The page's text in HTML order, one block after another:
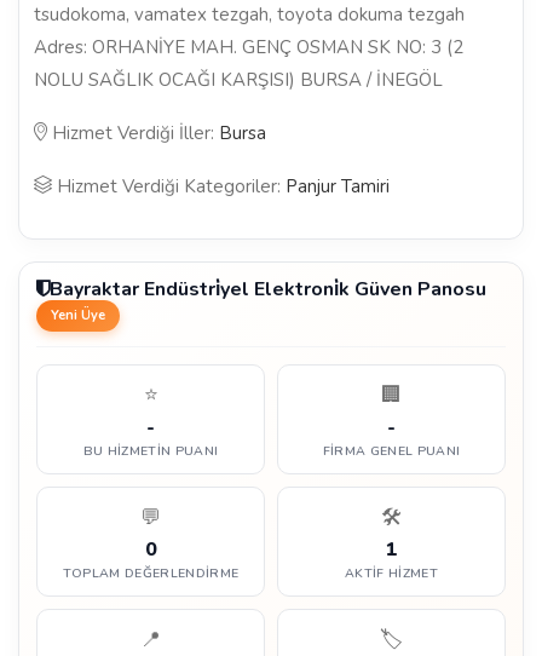
tsudokoma, vamatex tezgah, toyota dokuma tezgah
Adres: ORHANİYE MAH. GENÇ OSMAN SK NO: 3 (2
NOLU SAĞLIK OCAĞI KARŞISI) BURSA / İNEGÖL
Hizmet Verdiği İller: Bursa
Hizmet Verdiği Kategoriler: Panjur Tamiri
Bayraktar Endüstri̇yel Elektroni̇k Güven Panosu
Yeni Üye
⭐
-
BU HIZMETIN PUANI
🏢
-
FIRMA GENEL PUANI
💬
0
TOPLAM DEĞERLENDIRME
🛠️
1
AKTIF HIZMET
📍 🏷️